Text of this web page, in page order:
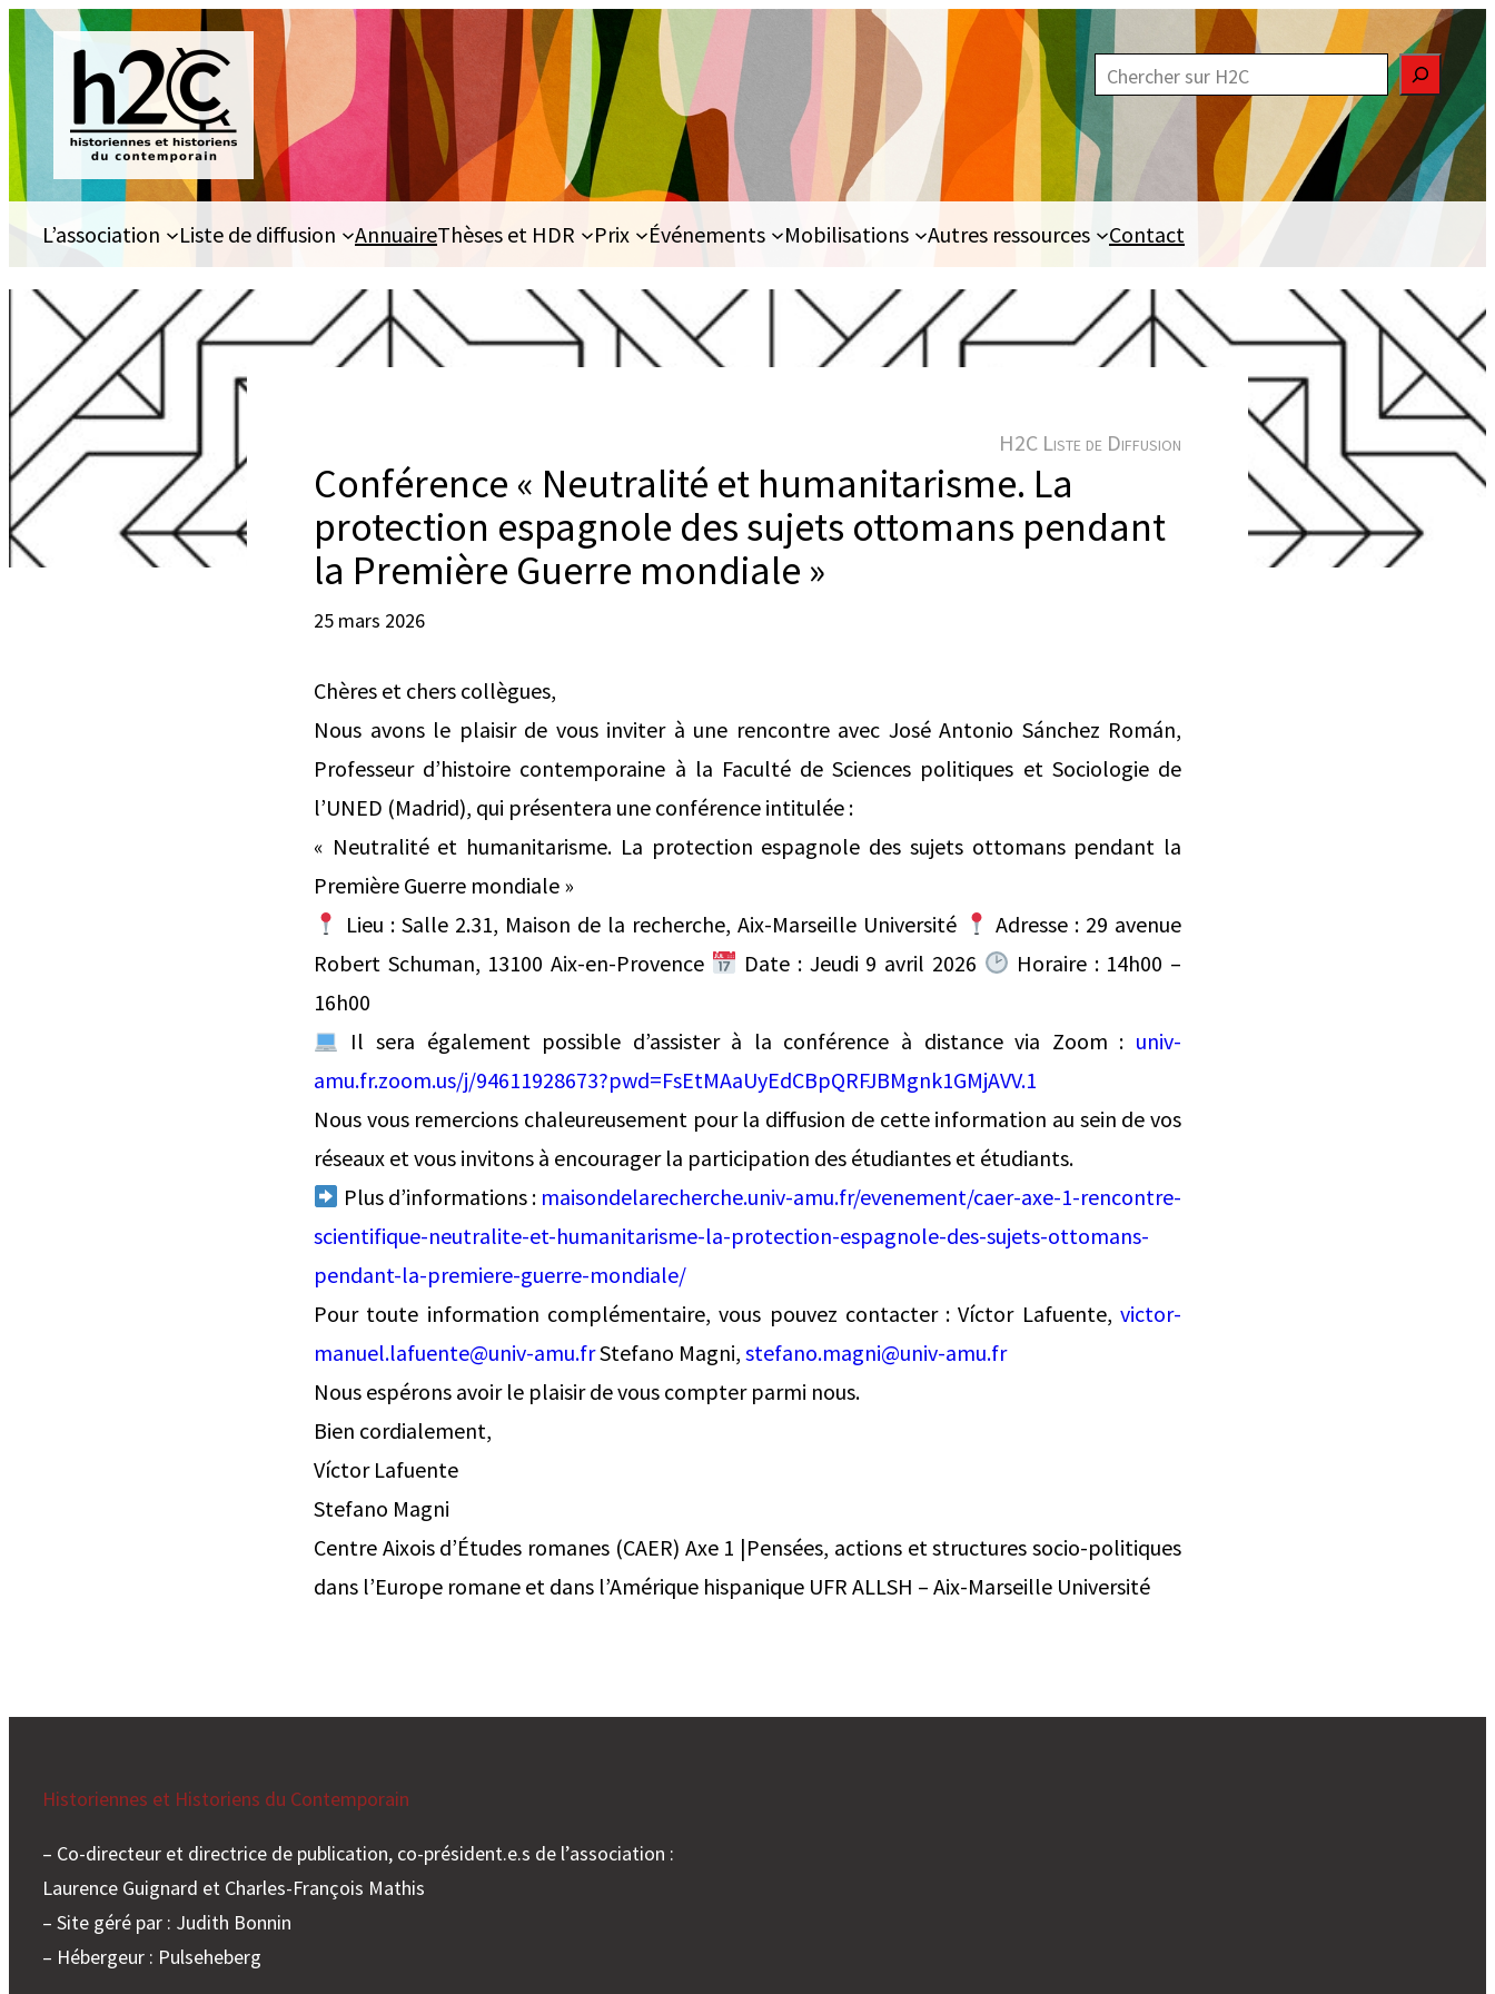
Aller
au
contenu
c
h
e
c
L’association Liste de diffusion AnnuaireThèses et HDR Prix Événements Mobilisations Autres ressources Contact
H2C Liste de Diffusion
Conférence « Neutralité et humanitarisme. La
protection espagnole des sujets ottomans pendant
la Première Guerre mondiale »
25 mars 2026
Chères et chers collègues,
Nous avons le plaisir de vous inviter à une rencontre avec José Antonio Sánchez Román,
Professeur d’histoire contemporaine à la Faculté de Sciences politiques et Sociologie de
l’UNED (Madrid), qui présentera une conférence intitulée :
« Neutralité et humanitarisme. La protection espagnole des sujets ottomans pendant la
Première Guerre mondiale »
Lieu : Salle 2.31, Maison de la recherche, Aix-Marseille Université
Adresse : 29 avenue
Robert Schuman, 13100 Aix-en-Provence
Date : Jeudi 9 avril 2026
Horaire : 14h00 –
16h00
Il sera également possible d’assister à la conférence à distance via Zoom : univ-
amu.fr.zoom.us/j/94611928673?pwd=FsEtMAaUyEdCBpQRFJBMgnk1GMjAVV.1
Nous vous remercions chaleureusement pour la diffusion de cette information au sein de vos
réseaux et vous invitons à encourager la participation des étudiantes et étudiants.
Plus d’informations : maisondelarecherche.univ-amu.fr/evenement/caer-axe-1-rencontre-
scientifique-neutralite-et-humanitarisme-la-protection-espagnole-des-sujets-ottomans-
pendant-la-premiere-guerre-mondiale/
Pour toute information complémentaire, vous pouvez contacter : Víctor Lafuente, victor-
manuel.lafuente@univ-amu.frStefano Magni, stefano.magni@univ-amu.fr
Nous espérons avoir le plaisir de vous compter parmi nous.
Bien cordialement,
Víctor Lafuente
Stefano Magni
Centre Aixois d’Études romanes (CAER) Axe 1 |Pensées, actions et structures socio-politiques
dans l’Europe romane et dans l’Amérique hispanique UFR ALLSH – Aix-Marseille Université
Historiennes et Historiens du Contemporain
– Co-directeur et directrice de publication, co-président.e.s de l’association :
Laurence Guignard et Charles-François Mathis
– Site géré par : Judith Bonnin
– Hébergeur : Pulseheberg